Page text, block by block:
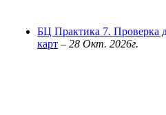
БЦ Практика 7. Проверка
карт – 28 Окт. 2026г.